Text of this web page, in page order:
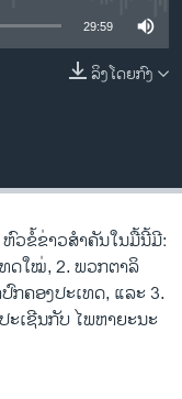
29:59
ລິງໂດຍກົງ
ວຂໍ້ຂ່າວສໍາຄັນໃນມື້ນີ້ມີ:
ດ​ໃໝ່, 2. ພວກ​ຕາ​ລິ​
ກ​ຄອງ​​ປະ​ເທດ, ແລະ 3.
ເຊີນ​ກັບ ໄພ​ຫາ​ຍະ​ນະ​